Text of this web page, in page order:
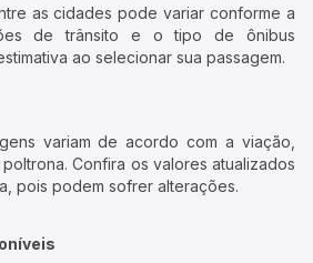
as cidades pode variar conforme a
de trânsito e o tipo de ônibus
ao selecionar sua passagem.
variam de acordo com a viação,
Confira os valores atualizados
pois podem sofrer alterações.